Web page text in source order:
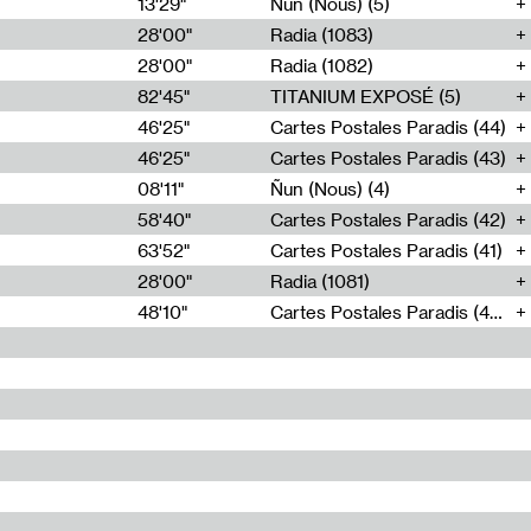
28'00"
Radia (1083)
28'00"
Radia (1082)
82'45"
TITANIUM EXPOSÉ (5)
46'25"
Cartes Postales Paradis (44)
46'25"
Cartes Postales Paradis (43)
08'11"
Ñun (Nous) (4)
58'40"
Cartes Postales Paradis (42)
63'52"
Cartes Postales Paradis (41)
28'00"
Radia (1081)
48'10"
Cartes Postales Paradis (40)